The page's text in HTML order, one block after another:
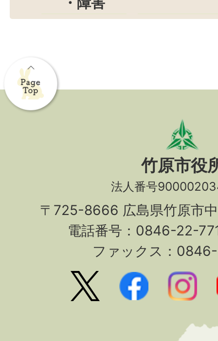
・障害
竹原市役
法人番号
〒725-8666 広島県竹原市
電話番号：0846-22-
ファックス：